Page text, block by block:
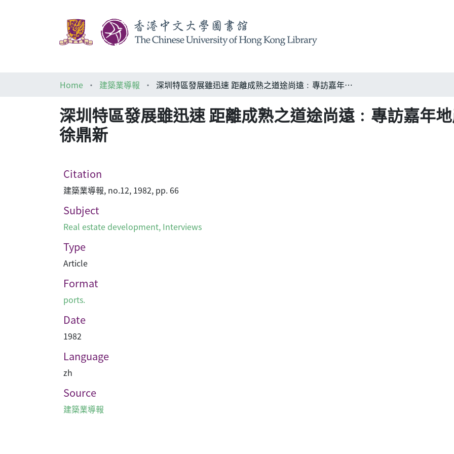
Home
建築業導報 深圳特區發展雖迅速 距離成熟之道途尚遠﹕專訪嘉年地產有限公司中國部經理徐鼎新
深圳特區發展雖迅速 距離成熟之道途尚遠﹕專訪嘉年
徐鼎新
Citation
建築業導報, no.12, 1982, pp. 66
Subject
Real estate development, Interviews
Type
Article
Format
ports.
Date
1982
Language
zh
Source
建築業導報